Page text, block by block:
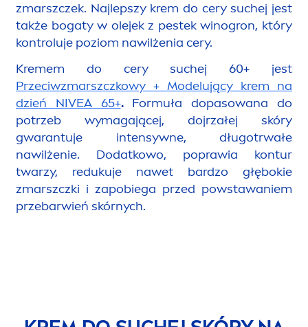
zmarszczek. Najlepszy krem do cery suchej jest
także bogaty w olejek z pestek winogron, który
kontroluje poziom nawilżenia cery.
Kremem do cery suchej 60+ jest
Przeciwzmarszczkowy + Modelujący krem na
dzień NIVEA65+. Formuła
dopasowana do
potrzeb wymagającej, dojrzałej skóry
gwarantuje intensywne, długotrwałe
nawilżenie. Dodatkowo, poprawia kontur
twarzy, redukuje nawet bardzo głębokie
zmarszczki i zapobiega przed powstawaniem
przebarwień skórnych.